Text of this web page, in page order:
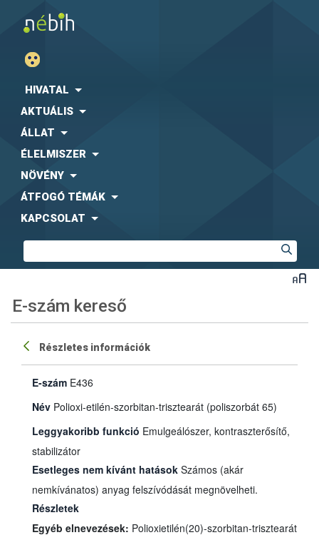
HIVATAL
AKTUÁLIS
ÁLLAT
ÉLELMISZER
NÖVÉNY
ÁTFOGÓ TÉMÁK
KAPCSOLAT
E-szám kereső
Részletes információk
E-szám E436
Név Polioxi-etilén-szorbitan-trisztearát (poliszorbát 65)
Leggyakoribb funkció
stabilizátor
Esetleges nem kívánt hatások
nemkívánatos) anyag felszívódását megnövelheti.
Részletek
Egyéb elnevezések: Polioxietilén(20)-szorbitan-trisztearát